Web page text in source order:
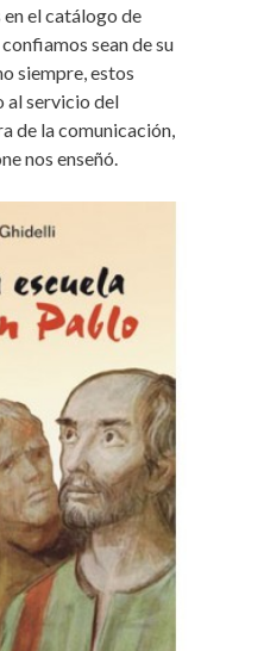
el catálogo de
sean de su
siempre, estos
al servicio del
de la comunicación,
nos enseñó.